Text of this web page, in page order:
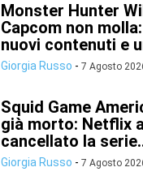
Monster Hunter
Capcom non
nuovi contenuti e
Giorgia Russo - 7 Agosto
Squid Game
già morto: Netflix
cancellato la
Giorgia Russo - 7 Agosto